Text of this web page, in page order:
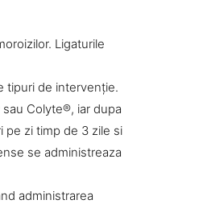
Ligaturile
tipuri de intervenţie.
Colyte®, iar dupa
zi timp de 3 zile si
se administreaza
administrarea